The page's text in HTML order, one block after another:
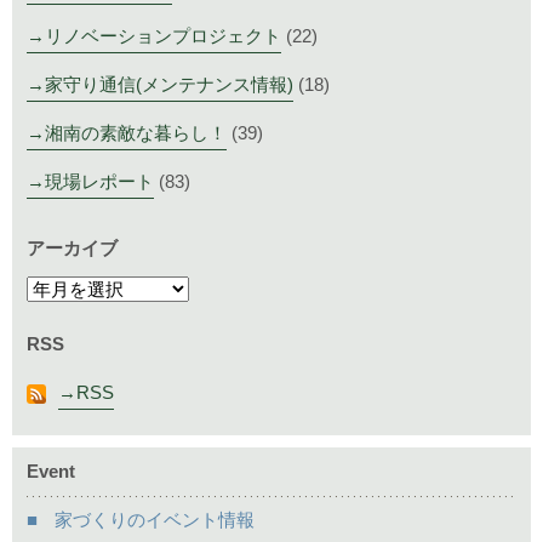
リノベーションプロジェクト (22)
家守り通信(メンテナンス情報) (18)
湘南の素敵な暮らし！ (39)
現場レポート (83)
アーカイブ
RSS
RSS
Event
家づくりのイベント情報